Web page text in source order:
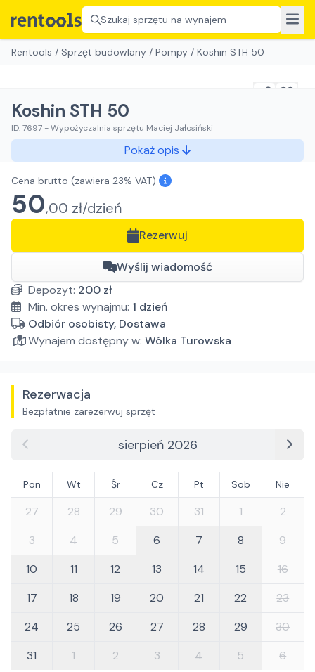
Szukaj sprzętu na wynajem
Rentools / Sprzęt budowlany / Pompy / Koshin STH 50
Koshin STH 50
ID:7697 -Wypożyczalnia sprzętu Maciej Jałosiński
Pokaż opis
Cena brutto (zawiera 23% VAT)
50,00 zł/dzień
Rezerwuj
Wyślij wiadomość
Depozyt: 200 zł
Min. okres wynajmu: 1 dzień
Odbiór osobisty, Dostawa
Wynajem dostępny w: Wólka Turowska
Rezerwacja
Bezpłatnie zarezerwuj sprzęt
sierpień 2026
Pon Wt Śr Cz Pt Sob Nie
27 28 29 30 31 1
2
3
4 5 6 7 8
9
10
11 12 13 14 15
16
17
18 19 20 21 22
23
24
25 26 27 28 29
30
31
1 2 3 4 5 6